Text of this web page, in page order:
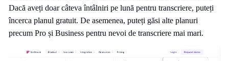
Dacă aveți doar câteva întâlniri pe lună pentru transcriere, puteți
încerca planul gratuit. De asemenea, puteți găsi alte planuri
precum Pro și Business pentru nevoi de transcriere mai mari.